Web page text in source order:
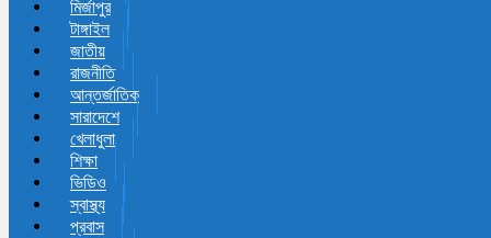
মির্জাপুর
টাঙ্গাইল
জাতীয়
রাজনীতি
আন্তর্জাতিক
সারাদেশে
খেলাধুলা
শিক্ষা
ভিডিও
স্বাস্থ্য
প্রবাস